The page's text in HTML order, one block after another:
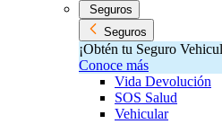
Seguros
Seguros
¡Obtén tu Seguro
Conoce más
Vida Devolución
SOS Salud
Vehicular